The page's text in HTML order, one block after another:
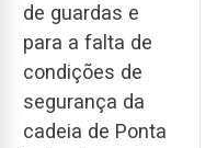
de guardas e
para a falta de
condições de
segurança da
cadeia de Ponta